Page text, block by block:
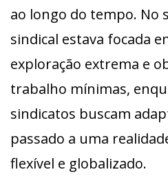
ao longo do tempo. No
sindical estava focada
exploração extrema e
trabalho mínimas,
sindicatos buscam
passado a uma
flexível e globalizado.